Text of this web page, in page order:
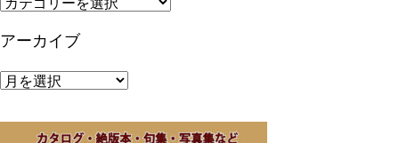
ゴ
ー
アーカイブ
ア